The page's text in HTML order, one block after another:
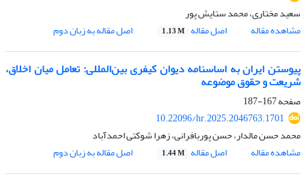
سعید مختاری، محمد ستایش پور
مشاهده مقاله
اصل مقاله 1.13 M اصل مقاله به زبان دوم
پیوستن ایران به اساسنامه دیوان کیفری بین‌المللی: تعامل میان اخلاق،
شریعت و حقوق موضوعه
صفحه167-187
10.22096/hr.2025.2046763.1701
محمد حسن مالدار، حسن پوربافرانی، زهرا شوکتی احمدآباد
مشاهده مقاله
اصل مقاله 1.44 M اصل مقاله به زبان دوم